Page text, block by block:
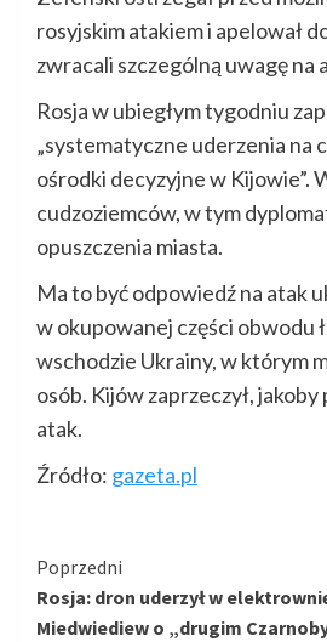
rosyjskim atakiem i apelował
zwracali szczególną uwagę na
Rosja w ubiegłym tygodniu
„systematyczne uderzenia na
ośrodki decyzyjne w Kijowie”.
cudzoziemców, w tym
opuszczenia miasta.
Ma to być odpowiedź na atak
w okupowanej części obwodu
wschodzie Ukrainy, w którym
osób. Kijów zaprzeczył,
atak.
Źródło: gazeta.pl
Kontynuuj
czytanie
Poprzedni
Rosja: dron uderzył w
Miedwiediew o „drugim